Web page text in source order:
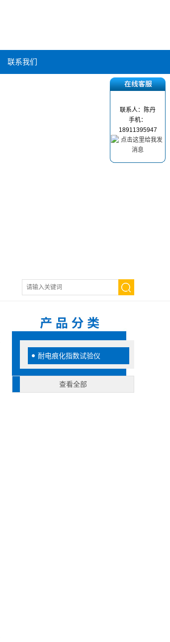
联系我们
耐电痕化指数试验仪
查看全部
联系人：陈丹
手机：
18911395947